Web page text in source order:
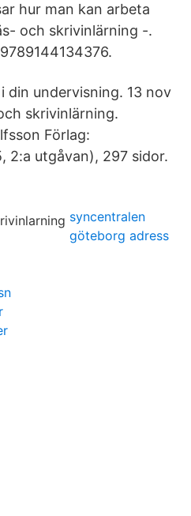
hur man kan arbeta
och skrivinlärning -.
din undervisning. 13 nov
skrivinlärning.
Förlag:
2:a utgåvan), 297 sidor.
syncentralen
göteborg adress